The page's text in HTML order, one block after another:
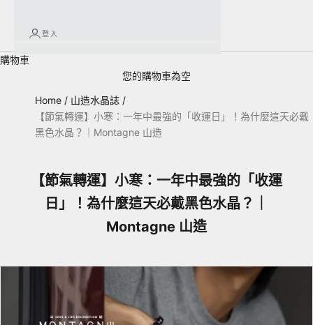
登入
購物車
您的購物車為空
Home / 山造水晶誌 /
【節氣轉運】小寒：一年中最強的「收運日」！為什麼這天必戴
黑色水晶？｜Montagne 山造
【節氣轉運】小寒：一年中最強的「收運
日」！為什麼這天必戴黑色水晶？｜
Montagne 山造